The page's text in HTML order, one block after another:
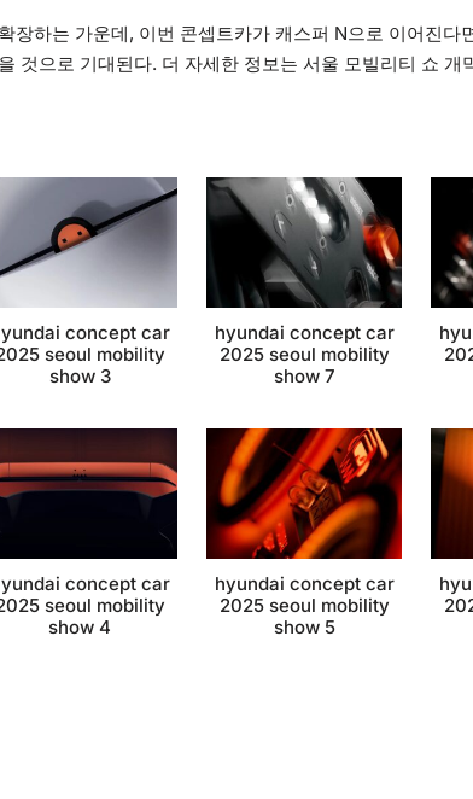
장하는 가운데, 이번 콘셉트카가 캐스퍼 N으로 이어진다
것으로 기대된다. 더 자세한 정보는 서울 모빌리티 쇼 개
concept car
seoul mobility
show 3
hyundai concept car
2025 seoul mobility
show 7
concept car
seoul mobility
show 4
hyundai concept car
2025 seoul mobility
show 5